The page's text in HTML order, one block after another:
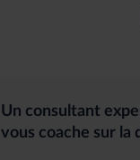
Un consultant
vous coache sur la